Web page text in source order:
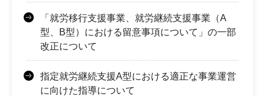
「就労移行支援事業、就労継続支援事業（A
型、B型）における留意事項について」の一部
改正について
指定就労継続支援A型における適正な事業運営
に向けた指導について